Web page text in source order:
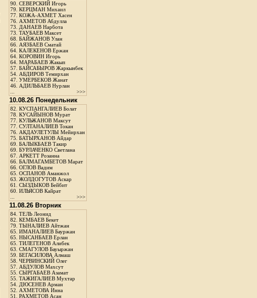
90. СЕВЕРСКИЙ Игорь
79. КЕРЦМАН Михаил
77. КОЖА-АХМЕТ Хасен
76. АХМЕТОВ Абдулла
73. ДАНАЕВ Нарбота
73. ТАУБАЕВ Максет
68. БАЙЖАНОВ Улан
66. АЯЗБАЕВ Сматай
64. КАЛЕКЕНОВ Ержан
64. КОРОВИН Игорь
64. МАРАБАЕВ Жакып
57. БАЙСАБЫРОВ Жаркынбек
54. АБДИРОВ Темирхан
47. УМЕРБЕКОВ Жанат
46. АДИЛЬБАЕВ Нурлан
>>>
10.08.26 Понедельник
82. КУСПАНГАЛИЕВ Болат
78. КУСАЙЫНОВ Мурат
77. КУЛЬЖАНОВ Максут
77. СУЛТАНАЛИЕВ Токан
76. АКДАУЛЕТУЛЫ Мейирхан
75. БАТЫРХАНОВ Айдар
69. БАЛЫКБАЕВ Такир
69. БУРЛАЧЕНКО Светлана
67. АРКЕТТ Розанна
66. БАЛМАГАМБЕТОВ Марат
66. ОГЛОВ Вадим
65. ОСПАНОВ Аманжол
63. ЖОЛДОГУТОВ Аскар
61. СЫЗДЫКОВ Бейбит
60. ИЛЬЯСОВ Кайрат
>>>
11.08.26 Вторник
84. ТЕЛЬ Леонид
82. КЕМБАЕВ Бекет
79. ТЫНАЛИЕВ Айтжан
65. ИМАНАЛИЕВ Бауржан
65. НЫСАНБАЕВ Ерлан
65. ТИЛЕГЕНОВ Алибек
63. СМАГУЛОВ Бауыржан
59. БЕГАСИЛОВА Алмаш
58. ЧЕРВИНСКИЙ Олег
57. АБДУЛОВ Махсут
55. СЫРГАБАЕВ Азамат
55. ТАЖИГАЛИЕВ Мухтар
54. ДЮСЕНЕВ Арман
52. АХМЕТОВА Инна
51. РАХМЕТОВ Асан